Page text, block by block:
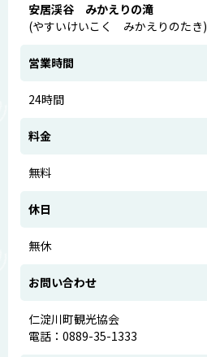
安居渓谷 みかえりの滝
(やすいけいこく みかえりのたき)
営業時間
24時間
料金
無料
休日
無休
お問い合わせ
仁淀川町観光協会
電話：0889-35-1333